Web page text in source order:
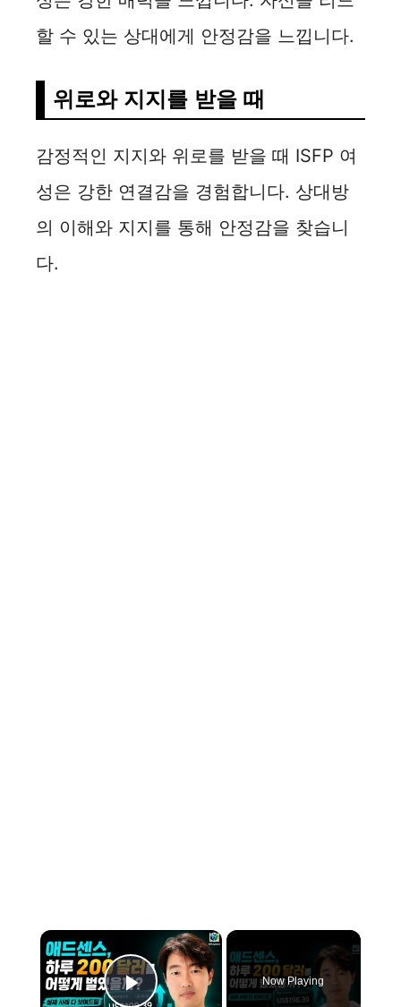
할 수 있는 상대에게 안정감을 느낍니다.
위로와 지지를 받을 때
감정적인 지지와 위로를 받을 때 ISFP 여
성은 강한 연결감을 경험합니다. 상대방
의 이해와 지지를 통해 안정감을 찾습니
다.
×
Now Playing